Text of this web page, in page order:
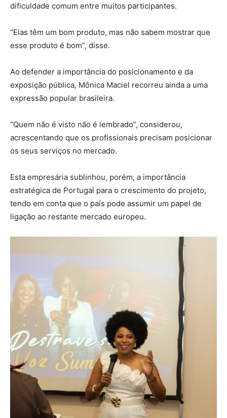
dificuldade comum entre muitos participantes.
“Elas têm um bom produto, mas não sabem mostrar que
esse produto é bom”, disse.
Ao defender a importância do posicionamento e da
exposição pública, Mônica Maciel recorreu ainda a uma
expressão popular brasileira.
“Quem não é visto não é lembrado”, considerou,
acrescentando que os profissionais precisam posicionar
os seus serviços no mercado.
Esta empresária sublinhou, porém, a importância
estratégica de Portugal para o crescimento do projeto,
tendo em conta que o país pode assumir um papel de
ligação ao restante mercado europeu.